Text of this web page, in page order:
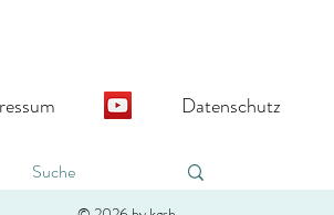
Hitzetote mahnen zum
Datenschutz